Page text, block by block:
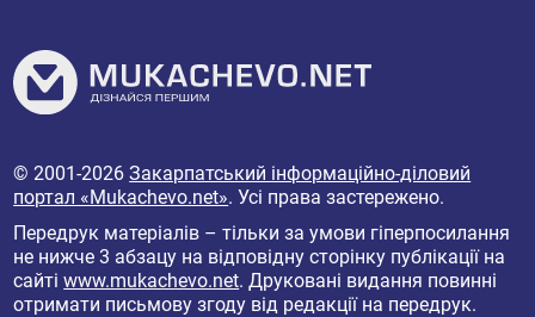
© 2001-2026Закарпатський інформаційно-діловий
портал «Mukachevo.net». Усі права застережено.
Передрук матеріалів – тільки за умови гіперпосилання
не нижче 3 абзацу на відповідну сторінку публікації на
сайтіwww.mukachevo.net. Друковані видання повинні
отримати письмову згоду від редакції на передрук.